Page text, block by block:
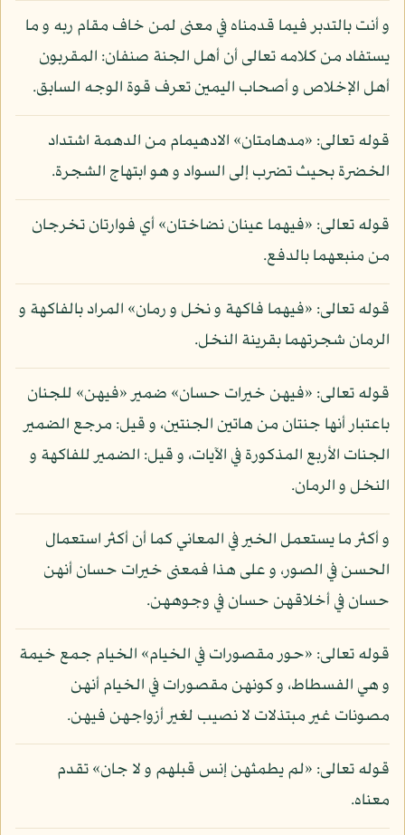
و أنت بالتدبر فيما قدمناه في معنى لمن خاف مقام ربه و ما
يستفاد من كلامه تعالى أن أهل الجنة صنفان: المقربون
أهل الإخلاص و أصحاب اليمين تعرف قوة الوجه السابق.
قوله تعالى: «مدهامتان» الادهيمام من الدهمة اشتداد
الخضرة بحيث تضرب إلى السواد و هو ابتهاج الشجرة.
قوله تعالى: «فيهما عينان نضاختان» أي فوارتان تخرجان
من منبعهما بالدفع.
قوله تعالى: «فيهما فاكهة و نخل و رمان» المراد بالفاكهة و
الرمان شجرتهما بقرينة النخل.
قوله تعالى: «فيهن خيرات حسان» ضمير «فيهن» للجنان
باعتبار أنها جنتان من هاتين الجنتين، و قيل: مرجع الضمير
الجنات الأربع المذكورة في الآيات، و قيل: الضمير للفاكهة و
النخل و الرمان.
و أكثر ما يستعمل الخير في المعاني كما أن أكثر استعمال
الحسن في الصور، و على هذا فمعنى خيرات حسان أنهن
حسان في أخلاقهن حسان في وجوههن.
قوله تعالى: «حور مقصورات في الخيام» الخيام جمع خيمة
و هي الفسطاط، و كونهن مقصورات في الخيام أنهن
مصونات غير مبتذلات لا نصيب لغير أزواجهن فيهن.
قوله تعالى: «لم يطمثهن إنس قبلهم و لا جان» تقدم
معناه.